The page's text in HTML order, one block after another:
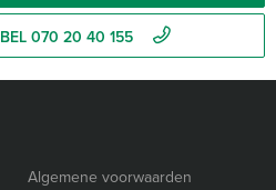
BEL 070 20 40 155
Algemene voorwaarden